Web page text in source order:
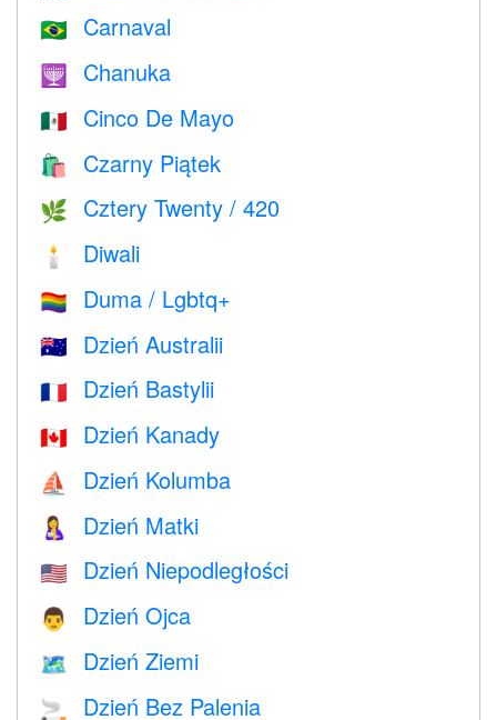
🇧🇷 Carnaval
🕎 Chanuka
🇲🇽 Cinco De Mayo
🛍 Czarny Piątek
🌿 Cztery Twenty / 420
🕯 Diwali
🏳️‍🌈 Duma / Lgbtq+
🇦🇺 Dzień Australii
🇫🇷 Dzień Bastylii
🇨🇦 Dzień Kanady
⛵️ Dzień Kolumba
🤱 Dzień Matki
🇺🇸 Dzień Niepodległości
👨 Dzień Ojca
🗺️ Dzień Ziemi
🚬 Dzień Bez Palenia